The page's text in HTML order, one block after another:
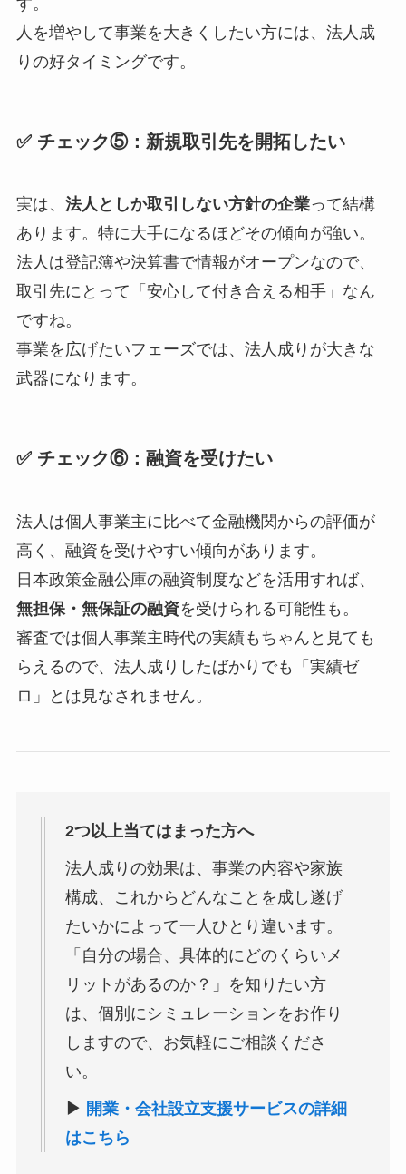
人を増やして事業を大きくしたい方には、法人成
りの好タイミングです。
✅ チェック⑤：新規取引先を開拓したい
実は、 法人としか取引しない方針の企業って結構
あります。特に大手になるほどその傾向が強い。
法人は登記簿や決算書で情報がオープンなので、
取引先にとって「安心して付き合える相手」なん
ですね。
事業を広げたいフェーズでは、法人成りが大きな
武器になります。
✅ チェック⑥：融資を受けたい
法人は個人事業主に比べて金融機関からの評価が
高く、融資を受けやすい傾向があります。
日本政策金融公庫の融資制度などを活用すれば、
無担保・無保証の融資を受けられる可能性も。
審査では個人事業主時代の実績もちゃんと見ても
らえるので、法人成りしたばかりでも「実績ゼ
ロ」とは見なされません。
2つ以上当てはまった方へ
法人成りの効果は、事業の内容や家族
構成、これからどんなことを成し遂げ
たいかによって一人ひとり違います。
「自分の場合、具体的にどのくらいメ
リットがあるのか？」を知りたい方
は、個別にシミュレーションをお作り
しますので、お気軽にご相談くださ
い。
▶ 開業・会社設立支援サービスの詳細
はこちら